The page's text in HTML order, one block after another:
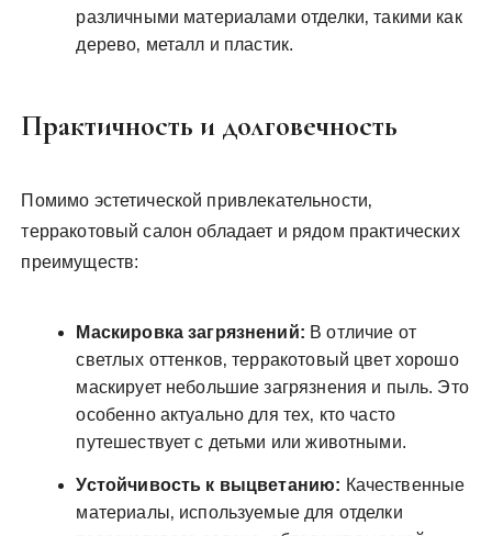
различными материалами отделки‚ такими как
дерево‚ металл и пластик.
Практичность и долговечность
Помимо эстетической привлекательности‚
терракотовый салон обладает и рядом практических
преимуществ:
Маскировка загрязнений: В отличие от
светлых оттенков‚ терракотовый цвет хорошо
маскирует небольшие загрязнения и пыль. Это
особенно актуально для тех‚ кто часто
путешествует с детьми или животными.
Устойчивость к выцветанию: Качественные
материалы‚ используемые для отделки